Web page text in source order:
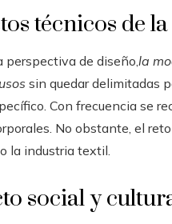
técnicos de
perspectiva de diseño,la
sin quedar delimitadas
Con frecuencia se
No obstante, el
la industria textil.
social y